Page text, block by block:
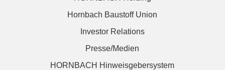
Hornbach Baustoff Union
Investor Relations
Presse/Medien
HORNBACH Hinweisgebersystem